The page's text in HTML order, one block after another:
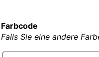
Farbcode
Falls Sie eine andere